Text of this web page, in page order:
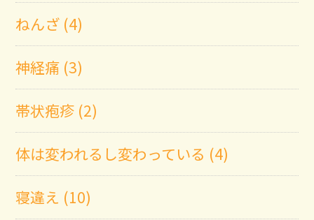
ねんざ (4)
神経痛 (3)
帯状疱疹 (2)
体は変われるし変わっている (4)
寝違え (10)